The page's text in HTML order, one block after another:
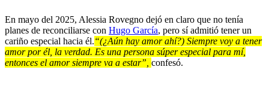
En mayo del 2025, Alessia Rovegno dejó en claro que no tenía
planes de reconciliarse con Hugo García, pero sí admitió tener un
cariño especial hacia él.“(¿Aún hay amor ahí?) Siempre voy a tener
amor por él, la verdad. Es una persona súper especial para mí,
entonces el amor siempre va a estar”, confesó.